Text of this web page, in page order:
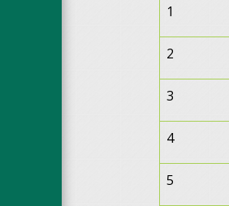
1
2
3
4
5